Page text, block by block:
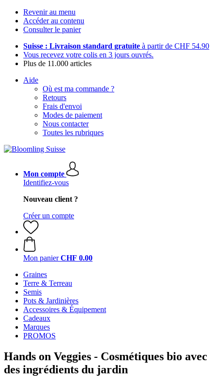
Revenir au menu
Accéder au contenu
Consulter le panier
Suisse : Livraison standard gratuite à partir de CHF 54.90
Vous recevez votre colis en 3 jours ouvrés.
Plus de 11.000 articles
Aide
Où est ma commande ?
Retours
Frais d'envoi
Modes de paiement
Nous contacter
Toutes les rubriques
Mon compte
Identifiez-vous
Nouveau client ?
Créer un compte
Mon panier CHF 0.00
Graines
Terre & Terreau
Semis
Pots & Jardinières
Accessoires & Équipement
Cadeaux
Marques
PROMOS
Hands on Veggies - Cosmétiques bio avec
des ingrédients du jardin